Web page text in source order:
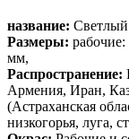
название:
Размеры:
мм,
Распространение:
Армения, Иран,
(Астраханская
низкогорья, луга,